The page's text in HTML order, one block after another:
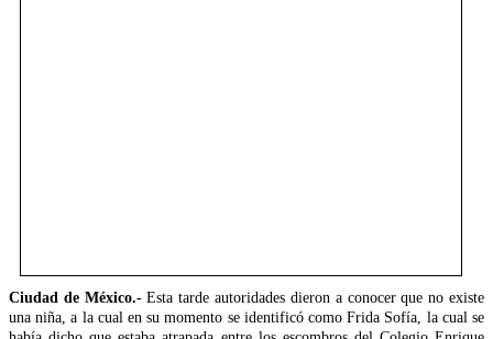
Ciudad de México.-Esta tarde autoridades dieron a conocer que no existe
una niña, a la cual en su momento se identificó como Frida Sofía, la cual se